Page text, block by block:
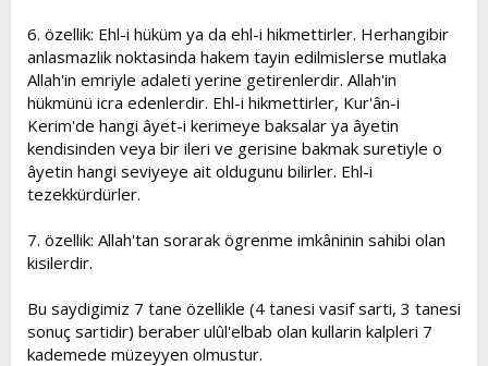
6. özellik: Ehl-i hüküm ya da ehl-i hikmettirler. Herhangibir
anlasmazlik noktasinda hakem tayin edilmislerse mutlaka
Allah'in emriyle adaleti yerine getirenlerdir. Allah'in
hükmünü icra edenlerdir. Ehl-i hikmettirler, Kur'ân-i
Kerim'de hangi âyet-i kerimeye baksalar ya âyetin
kendisinden veya bir ileri ve gerisine bakmak suretiyle o
âyetin hangi seviyeye ait oldugunu bilirler. Ehl-i
tezekkürdürler.
7. özellik: Allah'tan sorarak ögrenme imkâninin sahibi olan
kisilerdir.
Bu saydigimiz 7 tane özellikle (4 tanesi vasif sarti, 3 tanesi
sonuç sartidir) beraber ulûl'elbab olan kullarin kalpleri 7
kademede müzeyyen olmustur.